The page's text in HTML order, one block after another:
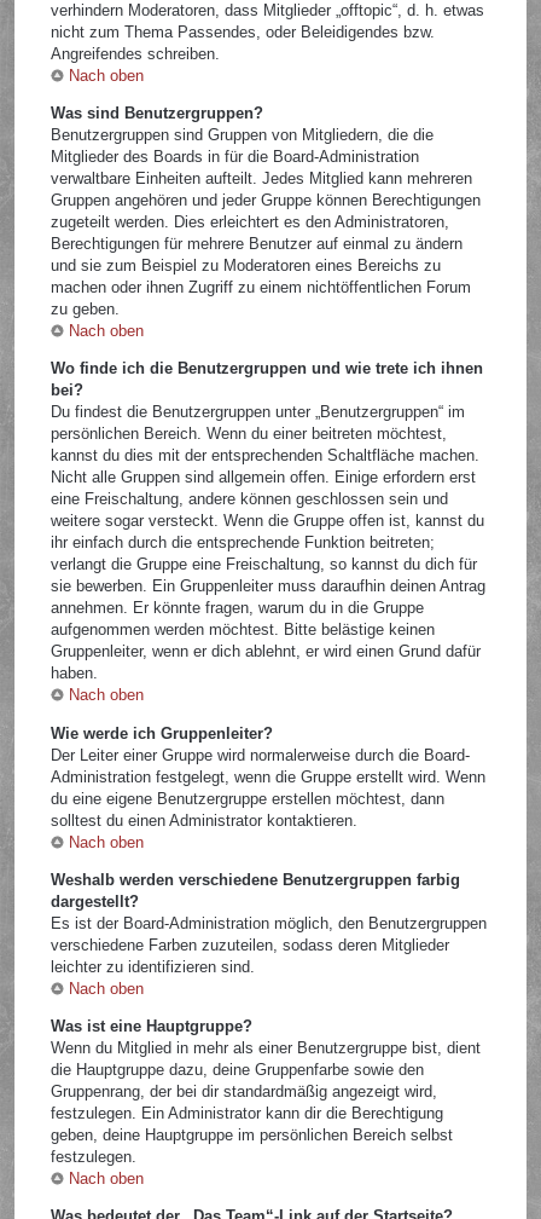
verhindern Moderatoren, dass Mitglieder „offtopic“, d. h. etwas
nicht zum Thema Passendes, oder Beleidigendes bzw.
Angreifendes schreiben.
Nach oben
Was sind Benutzergruppen?
Benutzergruppen sind Gruppen von Mitgliedern, die die
Mitglieder des Boards in für die Board-Administration
verwaltbare Einheiten aufteilt. Jedes Mitglied kann mehreren
Gruppen angehören und jeder Gruppe können Berechtigungen
zugeteilt werden. Dies erleichtert es den Administratoren,
Berechtigungen für mehrere Benutzer auf einmal zu ändern
und sie zum Beispiel zu Moderatoren eines Bereichs zu
machen oder ihnen Zugriff zu einem nichtöffentlichen Forum
zu geben.
Nach oben
Wo finde ich die Benutzergruppen und wie trete ich ihnen
bei?
Du findest die Benutzergruppen unter „Benutzergruppen“ im
persönlichen Bereich. Wenn du einer beitreten möchtest,
kannst du dies mit der entsprechenden Schaltfläche machen.
Nicht alle Gruppen sind allgemein offen. Einige erfordern erst
eine Freischaltung, andere können geschlossen sein und
weitere sogar versteckt. Wenn die Gruppe offen ist, kannst du
ihr einfach durch die entsprechende Funktion beitreten;
verlangt die Gruppe eine Freischaltung, so kannst du dich für
sie bewerben. Ein Gruppenleiter muss daraufhin deinen Antrag
annehmen. Er könnte fragen, warum du in die Gruppe
aufgenommen werden möchtest. Bitte belästige keinen
Gruppenleiter, wenn er dich ablehnt, er wird einen Grund dafür
haben.
Nach oben
Wie werde ich Gruppenleiter?
Der Leiter einer Gruppe wird normalerweise durch die Board-
Administration festgelegt, wenn die Gruppe erstellt wird. Wenn
du eine eigene Benutzergruppe erstellen möchtest, dann
solltest du einen Administrator kontaktieren.
Nach oben
Weshalb werden verschiedene Benutzergruppen farbig
dargestellt?
Es ist der Board-Administration möglich, den Benutzergruppen
verschiedene Farben zuzuteilen, sodass deren Mitglieder
leichter zu identifizieren sind.
Nach oben
Was ist eine Hauptgruppe?
Wenn du Mitglied in mehr als einer Benutzergruppe bist, dient
die Hauptgruppe dazu, deine Gruppenfarbe sowie den
Gruppenrang, der bei dir standardmäßig angezeigt wird,
festzulegen. Ein Administrator kann dir die Berechtigung
geben, deine Hauptgruppe im persönlichen Bereich selbst
festzulegen.
Nach oben